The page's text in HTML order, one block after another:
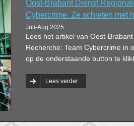
Oost-Brabant Dienst
Cybercrime: Ze schieten met
Juli-Aug 2025
Lees het artikel van Oost-
Recherche: Team Cybercrime in
op de onderstaande button te
Lees verder